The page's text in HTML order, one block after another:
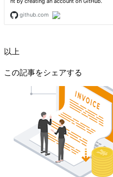
以上
この記事をシェアする